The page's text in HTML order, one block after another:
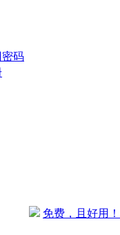
码
免费，且好用